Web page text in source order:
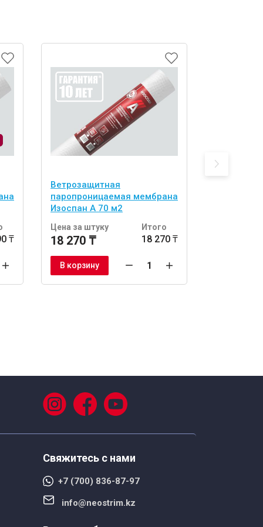
₸
Ветрозащитная
паропроницаемая мембрана
Изоспан А 70 м2
Цена за штуку
18 270 ₸
Итого
18 270 ₸
В корзину
Свяжитесь с нами
+7 (700) 836-87-97
info@neostrim.kz